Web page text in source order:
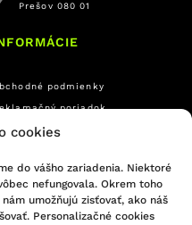
cookies
do vášho zariadenia. Niektoré
nefungovala. Okrem toho
umožňujú zisťovať, ako náš
Personalizačné cookies
Prešov 080 01
podmienky
poriadok
na odstúpenie od zmluvy
osobných údajov
formulár